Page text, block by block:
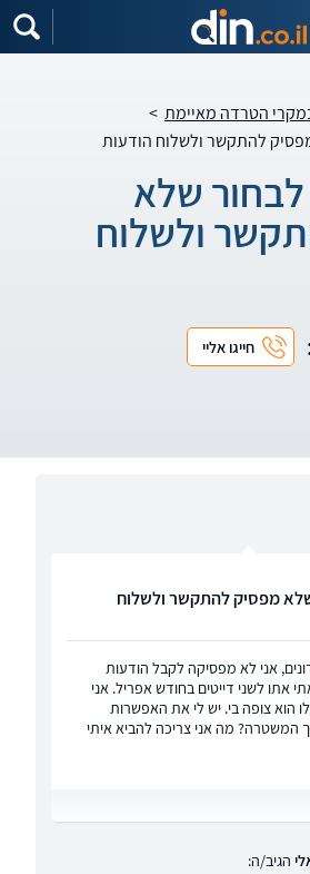
הטרדה מאיימת >
להתקשר ולשלוח הודעות
שלא
ולשלוח
חייגו אליי
מפסיק להתקשר ולשלוח
אני לא מפסיקה לקבל הודעות
אתו לשני דייטים בחודש אפריל. אני
הוא צופה בי. יש לי את האפשרות
המשטרה? מה אני צריכה להביא איתי
הגיב/ה: